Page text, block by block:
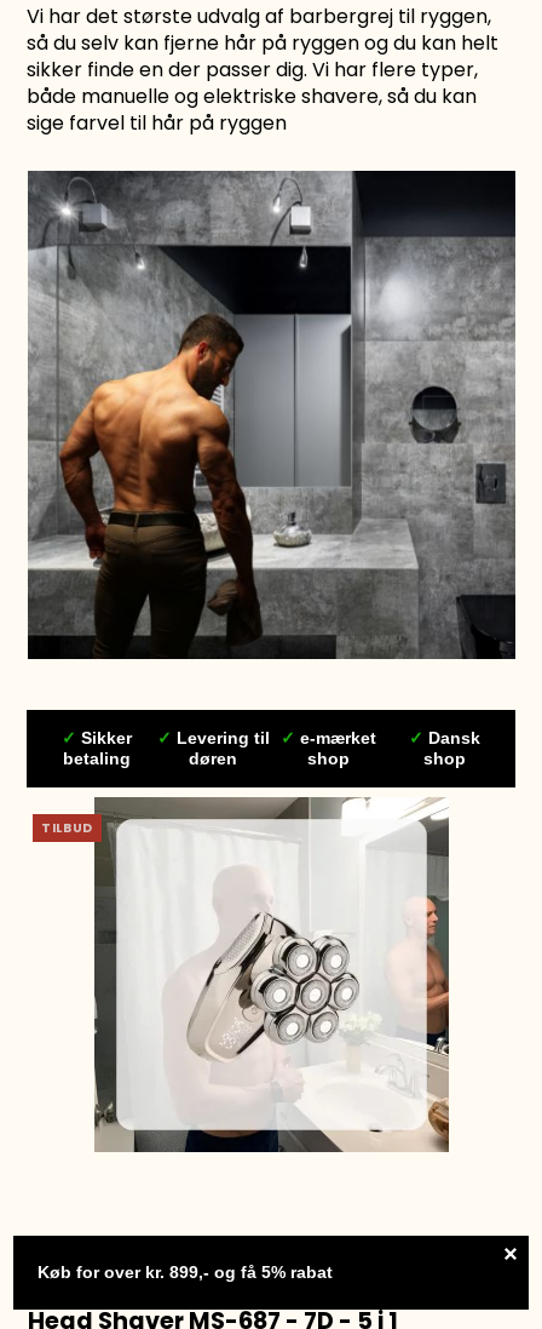
Vi har det største udvalg af barbergrej til ryggen,
så du selv kan fjerne hår på ryggen og du kan helt
sikker finde en der passer dig. Vi har flere typer,
både manuelle og elektriske shavere, så du kan
sige farvel til hår på ryggen
✓ Sikker
betaling
✓ Levering til
døren
✓ e-mærket
shop
✓ Dansk
shop
TILBUD
Head Shaver MS-687 - 7D - 5 i 1